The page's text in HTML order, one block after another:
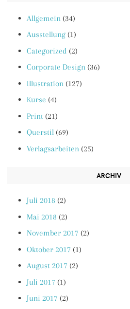
Allgemein (34)
Ausstellung (1)
Categorized (2)
Corporate Design (36)
Illustration (127)
Kurse (4)
Print (21)
Querstil (69)
Verlagsarbeiten (25)
ARCHIV
Juli 2018 (2)
Mai 2018 (2)
November 2017 (2)
Oktober 2017 (1)
August 2017 (2)
Juli 2017 (1)
Juni 2017 (2)